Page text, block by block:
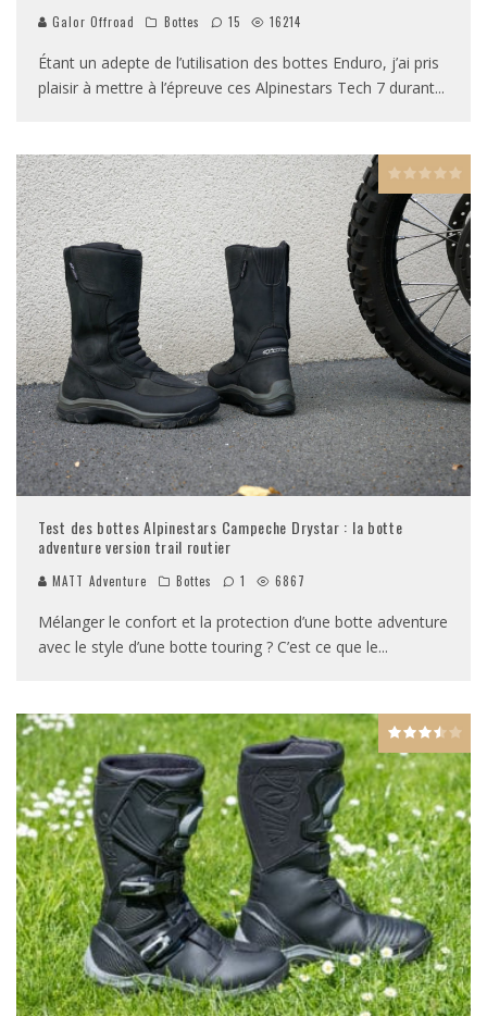
Galor Offroad Bottes 15 16214
Étant un adepte de l’utilisation des bottes Enduro, j’ai pris
plaisir à mettre à l’épreuve ces Alpinestars Tech 7 durant...
Test des bottes Alpinestars Campeche Drystar : la botte
adventure version trail routier
MATT Adventure Bottes 1 6867
Mélanger le confort et la protection d’une botte adventure
avec le style d’une botte touring ? C’est ce que le...